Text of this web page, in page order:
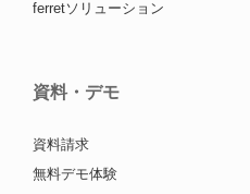
ferretソリューション
資料・デモ
資料請求
無料デモ体験